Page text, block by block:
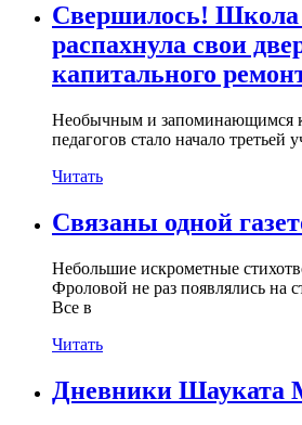
Свершилось!
распахнула свои
капитального
Необычным и запоминающимся
педагогов стало начало третьей
Читать
Связаны одной
Небольшие искрометные
Фроловой не раз появлялись на
Все в
Читать
Дневники Шауката